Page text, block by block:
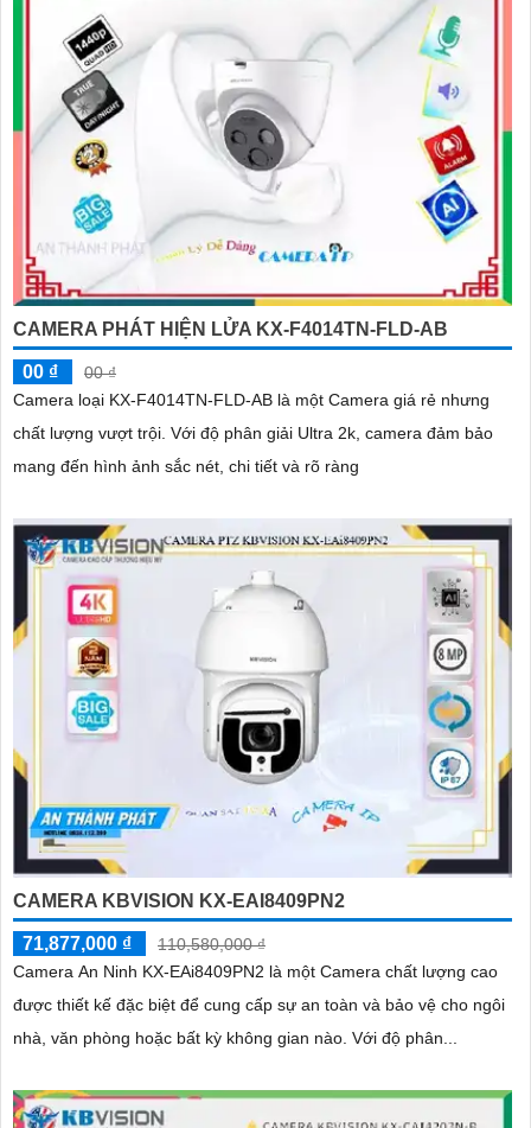
CAMERA PHÁT HIỆN LỬA KX-F4014TN-FLD-AB
00 ₫
00 ₫
Camera loại KX-F4014TN-FLD-AB là một Camera giá rẻ nhưng
chất lượng vượt trội. Với độ phân giải Ultra 2k, camera đảm bảo
mang đến hình ảnh sắc nét, chi tiết và rõ ràng
CAMERA KBVISION KX-EAI8409PN2
71,877,000 ₫
110,580,000 ₫
Camera An Ninh KX-EAi8409PN2 là một Camera chất lượng cao
được thiết kế đặc biệt để cung cấp sự an toàn và bảo vệ cho ngôi
nhà, văn phòng hoặc bất kỳ không gian nào. Với độ phân...